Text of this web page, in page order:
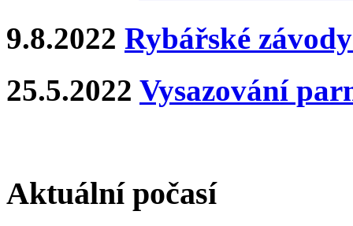
9.8.2022 Rybářské
25.5.2022 Vysazování
Aktuální počasí